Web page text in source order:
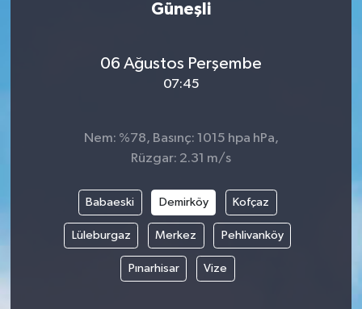
Güneşli
06 Ağustos Perşembe
07:45
Nem: %78, Basınç: 1015 hpa hPa,
Rüzgar: 2.31 m/s
Babaeski Demirköy Kofçaz
Lüleburgaz Merkez Pehlivanköy
Pınarhisar Vize
BİLİM&TEKNOLOJİ
BÖLGE